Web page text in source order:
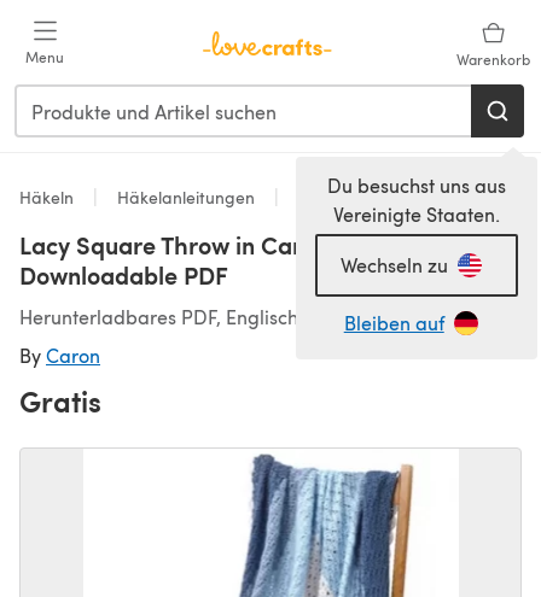
Menu Warenkorb
Du besuchst uns aus
Vereinigte Staaten.
Wechseln zu
Bleiben auf
Häkeln Häkelanleitungen Decken
Lacy Square Throw in Caron Simply Soft -
Downloadable PDF
Herunterladbares PDF, Englisch
ByCaron
Gratis